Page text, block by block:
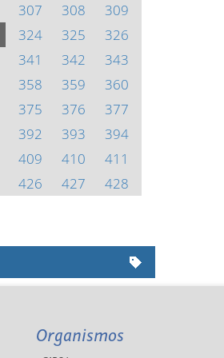
307 308
309
324 325
326
341 342
343
358 359
360
375 376
377
392 393
394
409 410
411
426 427
428
Organismos